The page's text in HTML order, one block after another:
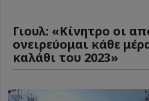
Γιουλ: «Κίνητρο οι
ονειρεύομαι κάθε
καλάθι του 2023»